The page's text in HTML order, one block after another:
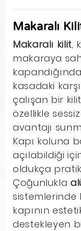
Makaralı
Makaralı kilit,
makaraya
kasadaki
çalışan bir
özellikle
avantajı
Kapı koluna
açılabildiği
oldukça
Çoğunlukla
sistemlerinde
kapının
destekleyen